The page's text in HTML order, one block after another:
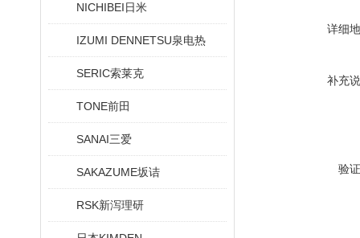
NICHIBEI日米
IZUMI DENNETSU泉电热
SERIC索莱克
TONE前田
SANAI三爱
SAKAZUME坂诘
RSK新泻理研
详细
补充
验